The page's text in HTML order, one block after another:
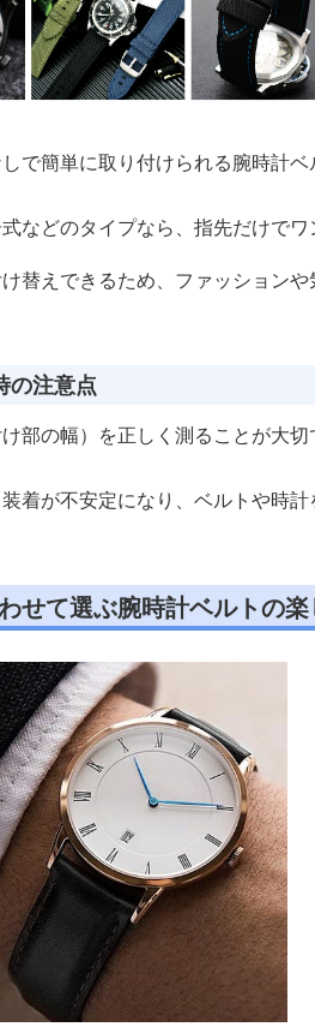
で簡単に取り付けられる腕時計ベ
などのタイプなら、指先だけでワ
替えできるため、ファッション
の注意点
部の幅）を正しく測ることが大切
着が不安定になり、ベルトや時計
せて選ぶ腕時計ベルトの